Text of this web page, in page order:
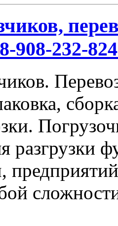
908-232-
разгрузки